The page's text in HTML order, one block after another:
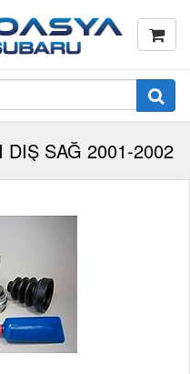
DIŞ SAĞ 2001-2002